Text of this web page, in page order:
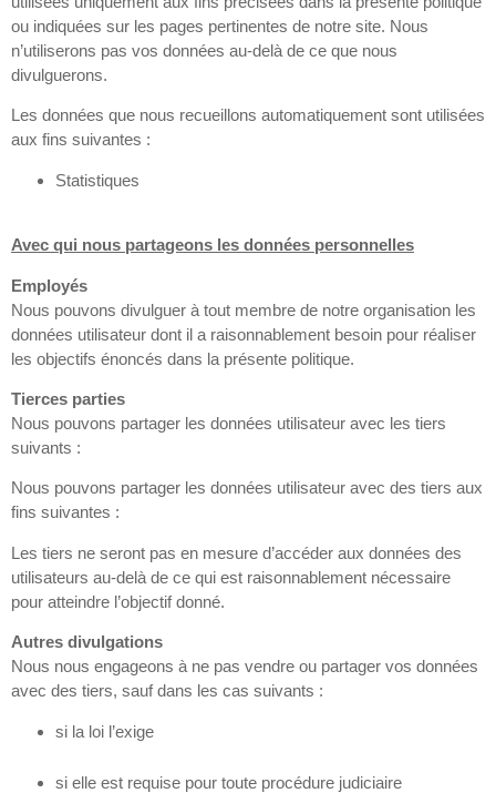
ou indiquées sur les pages pertinentes de notre site. Nous
n’utiliserons pas vos données au-delà de ce que nous
divulguerons.
Les données que nous recueillons automatiquement sont utilisées
aux fins suivantes :
Statistiques
Avec qui nous partageons les données personnelles
Employés
Nous pouvons divulguer à tout membre de notre organisation les
données utilisateur dont il a raisonnablement besoin pour réaliser
les objectifs énoncés dans la présente politique.
Tierces parties
Nous pouvons partager les données utilisateur avec les tiers
suivants :
Nous pouvons partager les données utilisateur avec des tiers aux
fins suivantes :
Les tiers ne seront pas en mesure d’accéder aux données des
utilisateurs au-delà de ce qui est raisonnablement nécessaire
pour atteindre l’objectif donné.
Autres divulgations
Nous nous engageons à ne pas vendre ou partager vos données
avec des tiers, sauf dans les cas suivants :
si la loi l’exige
si elle est requise pour toute procédure judiciaire